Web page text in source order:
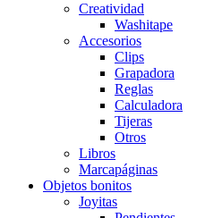
Creatividad
Washitape
Accesorios
Clips
Grapadora
Reglas
Calculadora
Tijeras
Otros
Libros
Marcapáginas
Objetos bonitos
Joyitas